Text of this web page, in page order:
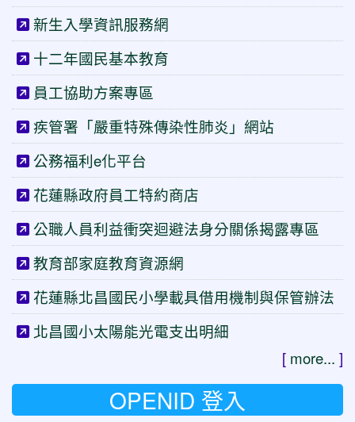
新生入學資訊服務網
十二年國民基本教育
員工協助方案專區
疾管署「嚴重特殊傳染性肺炎」網站
公務福利e化平台
花蓮縣政府員工特約商店
公職人員利益衝突迴避法身分關係揭露專區
教育部家庭教育資源網
花蓮縣北昌國民小學載具借用機制與保管辦法
北昌國小太陽能光電支出明細
[ more... ]
OPENID 登入